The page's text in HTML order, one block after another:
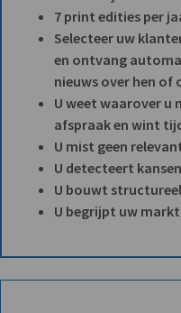
7 print edities per
Selecteer uw
en ontvang
nieuws over hen of
U weet waarover u
afspraak en wint
U mist geen
U detecteert
U bouwt
U begrijpt uw